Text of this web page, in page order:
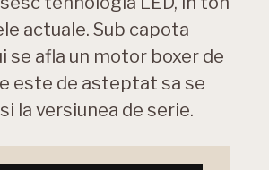
actuale. Sub capota
se afla un motor boxer de
este de asteptat sa se
la versiunea de serie.